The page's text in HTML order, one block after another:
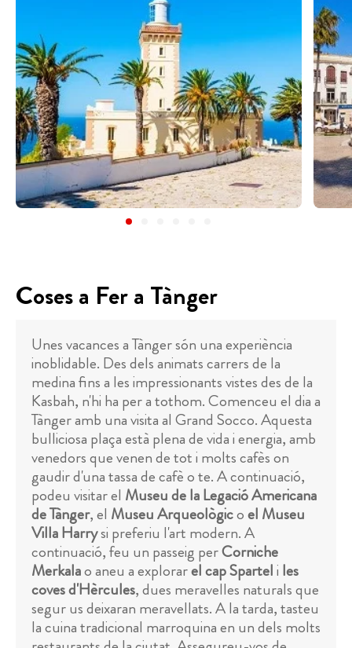
Coses a Fer a Tànger
Unes vacances a Tànger són una experiència
inoblidable. Des dels animats carrers de la
medina fins a les impressionants vistes des de la
Kasbah, n'hi ha per a tothom. Comenceu el dia a
Tànger amb una visita al Grand Socco. Aquesta
bulliciosa plaça està plena de vida i energia, amb
venedors que venen de tot i molts cafès on
gaudir d'una tassa de cafè o te. A continuació,
podeu visitar el Museu de la Legació Americana
de Tànger, el Museu Arqueològicoel Museu
Villa Harrysi preferiu l'art modern. A
continuació, feu un passeig perCorniche
Merkalao aneu a explorarel cap Sparteli les
coves d'Hèrcules, dues meravelles naturals que
segur us deixaran meravellats. A la tarda, tasteu
la cuina tradicional marroquina en un dels molts